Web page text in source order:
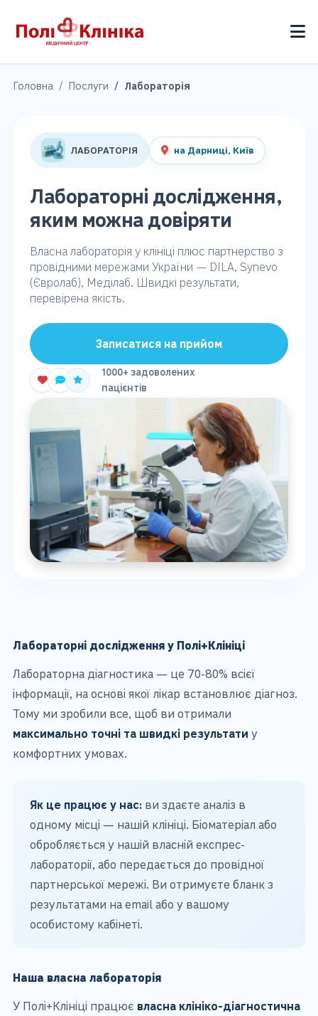
Головна Послуги Лабораторія
ЛАБОРАТОРІЯ на Дарниці, Київ
Лабораторні дослідження,
яким можна довіряти
Власна лабораторія у клініці плюс партнерство з
провідними мережами України — DILA, Synevo
(Євролаб), Меділаб. Швидкі результати,
перевірена якість.
Записатися на прийом
1000+ задоволених
пацієнтів
Лабораторні дослідження у Полі+Клініці
Лабораторна діагностика — це 70-80% всієї
інформації, на основі якої лікар встановлює діагноз.
Тому ми зробили все, щоб ви отримали
максимально точні та швидкі результати у
комфортних умовах.
Як це працює у нас: ви здаєте аналіз в
одному місці — нашій клініці. Біоматеріал або
обробляється у нашій власній експрес-
лабораторії, або передається до провідної
партнерської мережі. Ви отримуєте бланк з
результатами на email або у вашому
особистому кабінеті.
Наша власна лабораторія
У Полі+Клініці працює власна клініко-діагностична